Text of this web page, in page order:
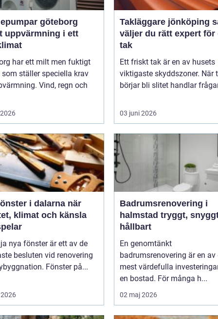
göteborg
uppvärmning i ett
har ett milt men fuktigt
ställer speciella krav
Vind, regn och
Takläggare jönköping så
väljer du rätt expert för
tak
Ett friskt tak är en av husets
viktigaste skyddszoner. När
börjar bli slitet handlar
03 juni 2026
i dalarna när
klimat och känsla
nya fönster är ett av de
besluten vid renovering
Fönster på...
Badrumsrenovering i
halmstad tryggt, snyggt och
hållbart
En genomtänkt
badrumsrenovering är en av
mest värdefulla
en bostad. För många h...
02 maj 2026